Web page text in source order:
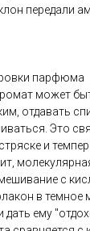
передали
парфюма
может
отдавать
Это
и
с
в темное
ему